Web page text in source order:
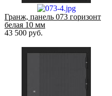
Гранж, панель 073 горизонт
белая 10 мм
43 500 руб.